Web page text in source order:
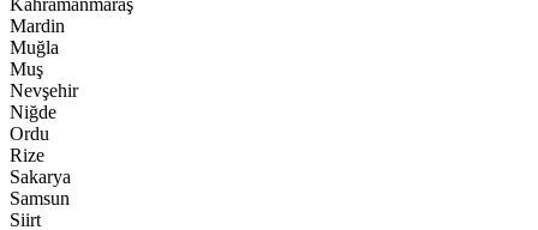
Kahramanmaraş
Mardin
Muğla
Muş
Nevşehir
Niğde
Ordu
Rize
Sakarya
Samsun
Siirt